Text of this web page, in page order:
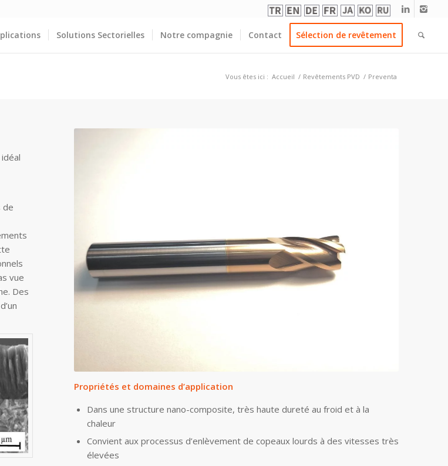
Solutions Sectorielles Notre compagnie Contact Sélection de revêtement
Vous êtes ici : Accueil / Revêtements PVD / Preventa
de
vue
Des
Propriétés et domaines d’application
Dans une structure nano-composite, très haute dureté au froid et à la
chaleur
Convient aux processus d’enlèvement de copeaux lourds à des vitesses très
élevées